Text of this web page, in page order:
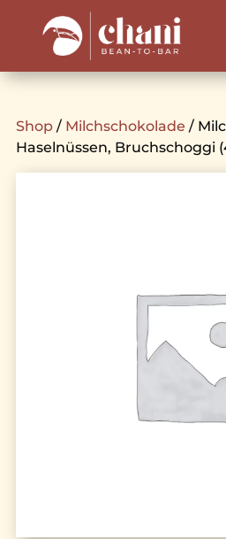
Shop/ Milchschokolade /
Haselnüssen, Bruchschoggi